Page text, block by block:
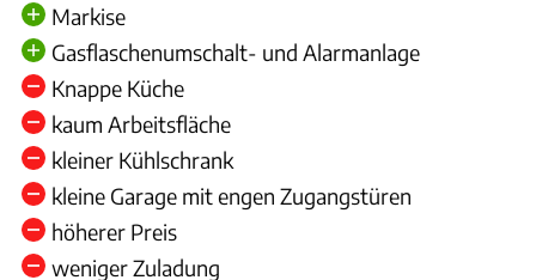
Markise
Gasflaschenumschalt- und Alarmanlage
Knappe Küche
kaum Arbeitsfläche
kleiner Kühlschrank
kleine Garage mit engen Zugangstüren
höherer Preis
weniger Zuladung